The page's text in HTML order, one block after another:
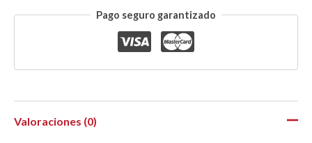
Pago seguro garantizado
Valoraciones (0)